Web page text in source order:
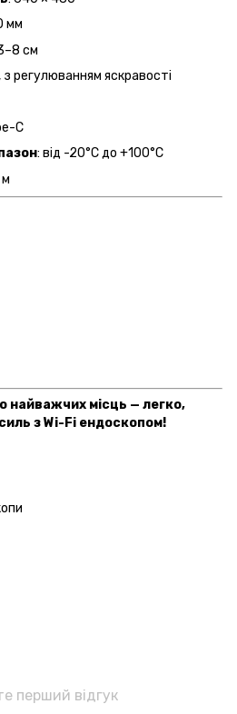
мм
см
з регулюванням яскравості
C
: від -20°C до +100°C
найважчих місць — легко,
з Wi-Fi ендоскопом!
перший відгук